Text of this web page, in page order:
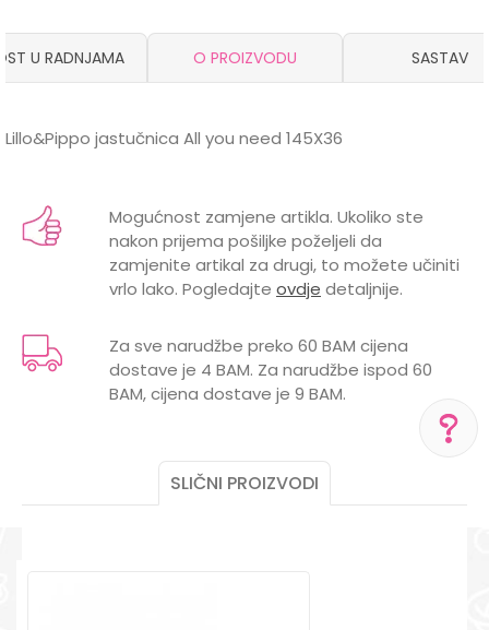
POMOĆ PRI KUPOVINI
U RADNJAMA O PROIZVODU SASTAV
Lillo&Pippo jastučnica All you need 145X36
Kategorija
Jastučnice
BOJA
ŠARENA
LILLO&PIPPO
GODINE
0 mjeseci
PAMUK
BEBE
Email
Mogućnost zamjene artikla. Ukoliko ste
nakon prijema pošiljke poželjeli da
zamjenite artikal za drugi, to možete učiniti
vrlo lako. Pogledajte ovdje detaljnije.
Za sve narudžbe preko 60 BAM cijena
dostave je 4 BAM. Za narudžbe ispod 60
BAM, cijena dostave je 9 BAM.
SLIČNI PROIZVODI